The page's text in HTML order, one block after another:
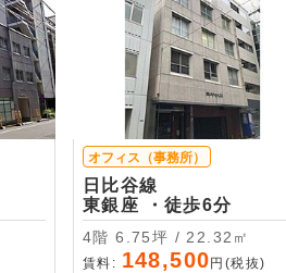
オフィス（事務所）
日比谷線
東銀座 ・徒歩6分
4階 6.75坪 / 22.32㎡
賃料: 148,500 円(税抜)